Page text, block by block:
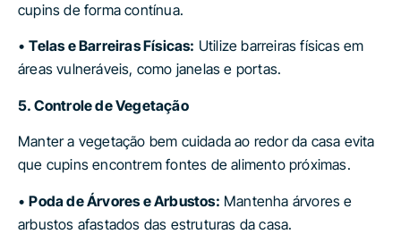
cupins de forma contínua.
•Telas e Barreiras Físicas: Utilize barreiras físicas em
áreas vulneráveis, como janelas e portas.
5. Controle de Vegetação
Manter a vegetação bem cuidada ao redor da casa evita
que cupins encontrem fontes de alimento próximas.
•Poda de Árvores e Arbustos: Mantenha árvores e
arbustos afastados das estruturas da casa.